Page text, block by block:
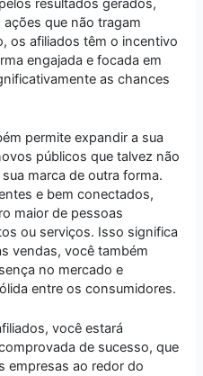
resultados gerados,
que não tragam
os afiliados têm o incentivo
engajada e focada em
as chances
permite expandir a sua
públicos que talvez não
marca de outra forma.
e bem conectados,
maior de pessoas
ou serviços. Isso significa
vendas, você também
no mercado e
entre os consumidores.
você estará
de sucesso, que
empresas ao redor do